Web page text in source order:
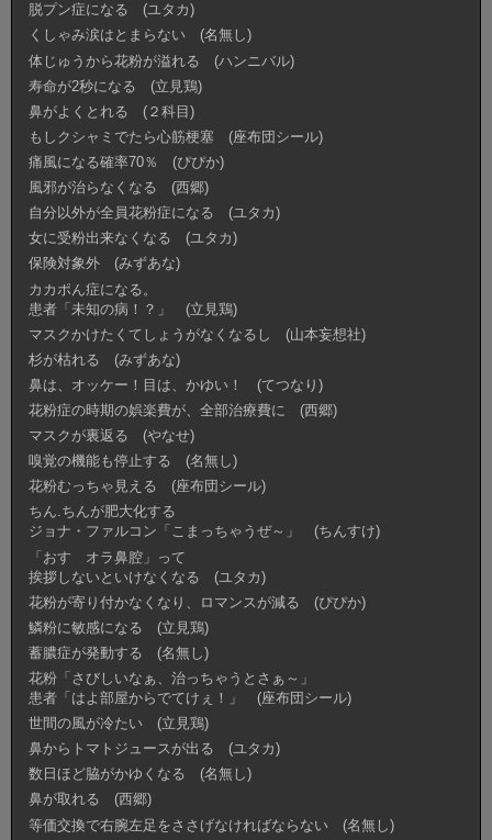
脱プン症になる (ユタカ)
くしゃみ涙はとまらない (名無し)
体じゅうから花粉が溢れる (ハンニバル)
寿命が2秒になる (立見鶏)
鼻がよくとれる (２科目)
もしクシャミでたら心筋梗塞 (座布団シール)
痛風になる確率70％ (ぴぴか)
風邪が治らなくなる (西郷)
自分以外が全員花粉症になる (ユタカ)
女に受粉出来なくなる (ユタカ)
保険対象外 (みずあな)
カカポん症になる。
患者「未知の病！？」 (立見鶏)
マスクかけたくてしょうがなくなるし (山本妄想社)
杉が枯れる (みずあな)
鼻は、オッケー！目は、かゆい！ (てつなり)
花粉症の時期の娯楽費が、全部治療費に (西郷)
マスクが裏返る (やなせ)
嗅覚の機能も停止する (名無し)
花粉むっちゃ見える (座布団シール)
ちん.ちんが肥大化する
ジョナ・ファルコン「こまっちゃうぜ～」 (ちんすけ)
「おす オラ鼻腔」って
挨拶しないといけなくなる (ユタカ)
花粉が寄り付かなくなり、ロマンスが減る (ぴぴか)
鱗粉に敏感になる (立見鶏)
蓄膿症が発動する (名無し)
花粉「さびしいなぁ、治っちゃうとさぁ～」
患者「はよ部屋からでてけぇ！」 (座布団シール)
世間の風が冷たい (立見鶏)
鼻からトマトジュースが出る (ユタカ)
数日ほど脇がかゆくなる (名無し)
鼻が取れる (西郷)
等価交換で右腕左足をささげなければならない (名無し)